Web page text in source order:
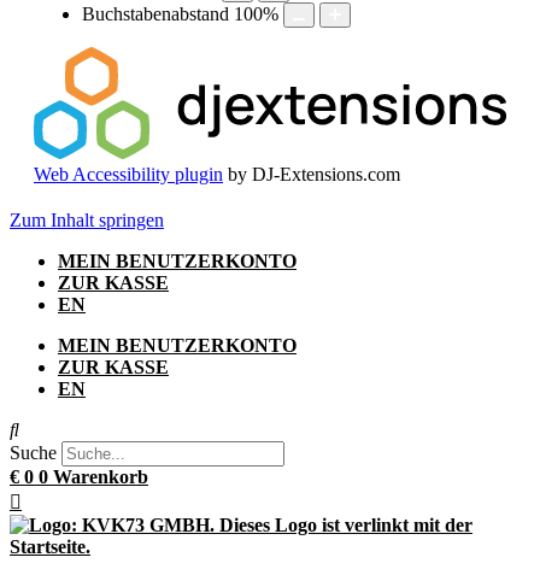
Buchstabenabstand 100%
Web Accessibility plugin by DJ-Extensions.com
Zum Inhalt springen
MEIN BENUTZERKONTO
ZUR KASSE
EN
MEIN BENUTZERKONTO
ZUR KASSE
EN
Suche
€ 0 0 Warenkorb